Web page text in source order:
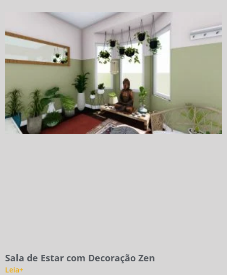
Sala de Estar com Decoração Zen
Leia+